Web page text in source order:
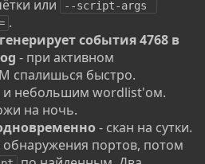
или
--script-args
.
генерирует события 4768 в
- при активном
спалишься быстро.
и небольшим wordlist'ом.
на ночь.
- скан на сутки.
обнаружения портов, потом